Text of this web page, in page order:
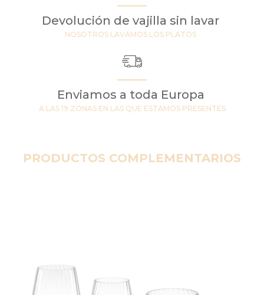
Devolución de vajilla sin lavar
NOSOTROS LAVAMOS LOS PLATOS
Enviamos a toda Europa
A LAS 19 ZONAS EN LAS QUE ESTAMOS PRESENTES
PRODUCTOS COMPLEMENTARIOS